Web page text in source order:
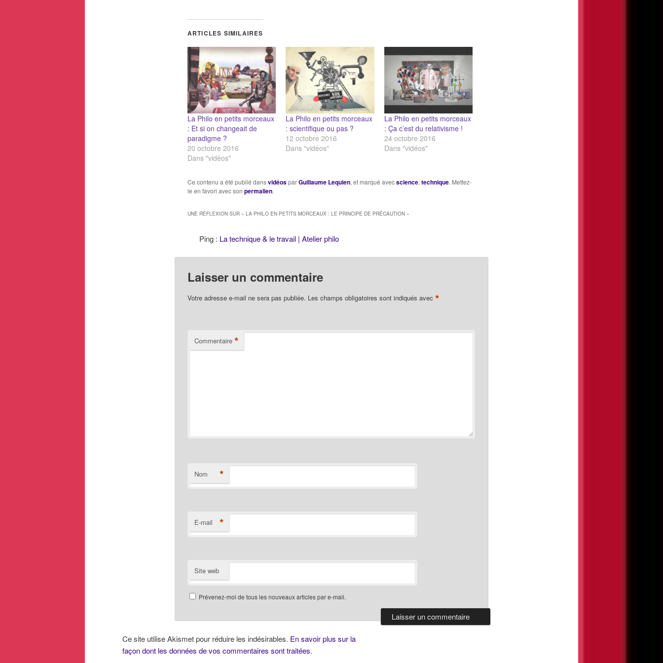
ARTICLES SIMILAIRES
La Philo en petits morceaux
: Et si on changeait de
paradigme ?
20 octobre 2016
Dans "vidéos"
La Philo en petits morceaux
: scientifique ou pas ?
12 octobre 2016
Dans "vidéos"
La Philo en petits morceaux
: Ça c’est du relativisme !
24 octobre 2016
Dans "vidéos"
Ce contenu a été publié dansvidéosparGuillaume Lequien, et marqué avecscience, technique. Mettez-
le en favori avec son permalien.
UNE RÉFLEXION SUR « LA PHILO EN PETITS MORCEAUX : LE PRINCIPE DE PRÉCAUTION»
Ping : La technique & le travail | Atelier philo
Laisser un commentaire
Votre adresse e-mail ne sera pas publiée. Les champs obligatoires sont indiqués avec *
Commentaire *
Nom *
E-mail *
Site web
Prévenez-moi de tous les nouveaux articles par e-mail.
Ce site utilise Akismet pour réduire les indésirables. En savoir plus sur la
façon dont les données de vos commentaires sont traitées.